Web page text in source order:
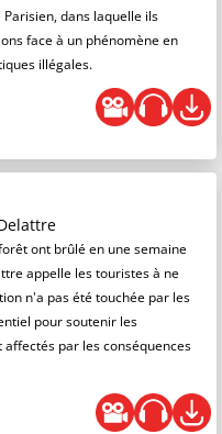
dans laquelle ils
face à un phénomène en
illégales.
ont brûlé en une semaine
appelle les touristes à ne
n'a pas été touchée par les
pour soutenir les
par les conséquences